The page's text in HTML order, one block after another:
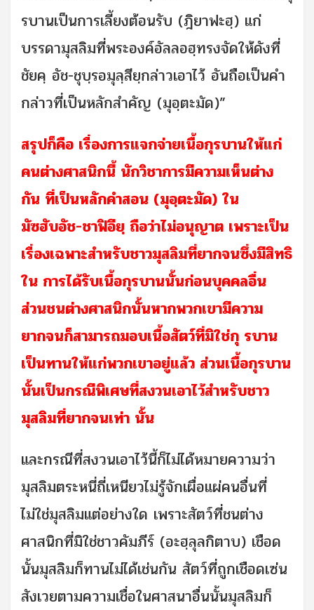
รบานเป็นการเลี้ยงต้อนรับ (ฎิยาฟะฮฺ) แก่
บรรดามุสลิมที่พระองค์อัลลอฮฺทรงจัดให้ดังที่
ชัยคฺ อัช-ชุบฺรอมุลฺสียฺกล่าวเอาไว้ อันถือเป็นคำ
กล่าวที่เป็นหลักสำคัญ (มุอฺตะมัด)”
สรุปก็คือ เรื่องการแจกจ่ายเนื้อกุรบานให้แก่
คนต่างศาสนิกนี้ นักวิชาการมีความเห็นต่าง
กัน ที่เป็นหลักคำสอน (มุอฺตะมัด) ใน
มัซฮับอัช-ชาฟิอียฺ ถือว่าไม่อนุญาต เพราะเป็น
เรื่องเฉพาะสำหรับชาวมุสลิมที่ยากจนซึ่งมีสิทธิ
ใน การได้รับเนื้อกุรบานนั้นก่อนบุคคลอื่น
ส่วนชนต่างศาสนิกนั้นหากพวกเขามีความ
ยากจนก็สามารถมอบเนื้อสัตว์ที่มิใช่กุ รบาน
เป็นทานให้แก่พวกเขาอยู่แล้ว ส่วนเนื้อกุรบาน
นั้นเป็นกรณีพิเศษที่สงวนเอาไว้สำหรับชาว
มุสลิมที่ยากจนเท่า นั้น
และกรณีที่สงวนเอาไว้นี้ก็ไม่ได้หมายความว่า
มุสลิมตระหนี่ถี่เหนียวไม่รู้จักเผื่อแผ่คนอื่นที่
ไม่ใช่มุสลิมแต่อย่างใด เพราะสัตว์ที่ชนต่าง
ศาสนิกที่มิใช่ชาวคัมภีร์ (อะฮฺลุลกิตาบ) เชือด
นั้นมุสลิมก็ทานไม่ได้เช่นกัน สัตว์ที่ถูกเชือดเซ่น
สังเวยตามความเชื่อในศาสนาอื่นนั้นมุสลิมก็